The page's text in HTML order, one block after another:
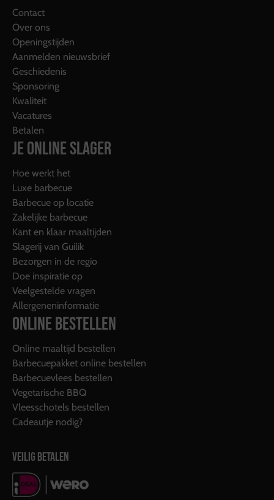
Contact
Over ons
Openingstijden
Aanmelden nieuwsbrief
Geschiedenis
Sponsoring
Kwaliteit
Vacatures
Betalen
JE ONLINE SLAGER
Hoe werkt het
Luxe barbecue
Barbecue op locatie
Zakelijke barbecue
Kant en klaar maaltijden
Slagerij van Guilik
Bezorgen in de regio
Doe inspiratie op
Veelgestelde vragen
Allergeneninformatie
ONLINE BESTELLEN
Online maaltijd bestellen
Barbecuepakket online bestellen
Barbecuevlees bestellen
Vegetarische BBQ
Vleesschotels bestellen
Cadeautje nodig?
VEILIG BETALEN